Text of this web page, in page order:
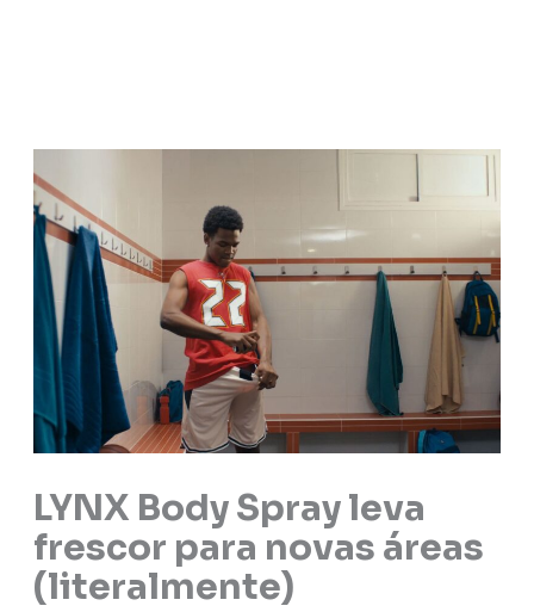
LYNX Body Spray leva
frescor para novas áreas
(literalmente)